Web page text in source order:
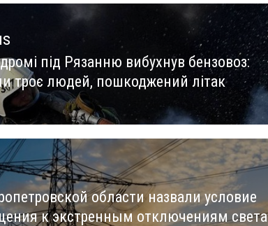
під Рязанню вибухнув бензовоз:
троє людей, пошкоджений літак
области назвали условие
к экстренным отключениям света